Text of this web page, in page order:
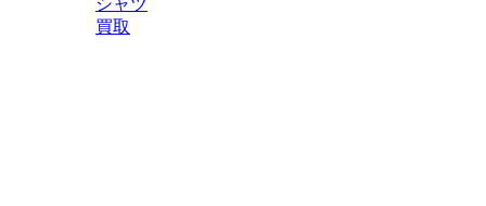
シャツ
買取